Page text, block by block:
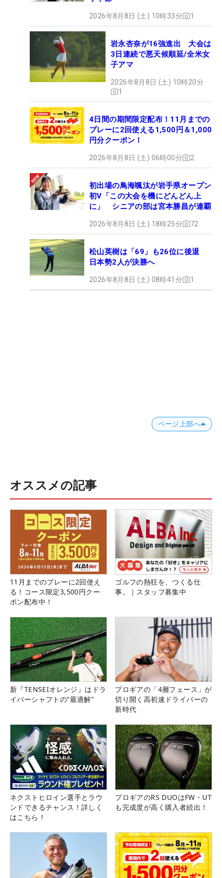
2026年8月8日 (土) 10時33分 1
岩永杏奈が16強進出 大会は
3日連続で悪天候順延/全米女
子アマ
2026年8月8日 (土) 10時20分
1
4日間の期間限定配布！11月までの
プレーに2回使える1,500円＆1,000
円分クーポン！
2026年8月8日 (土) 06時00分 2
初出場の鳥海颯汰が岩手県オープン
初V「この大会を機にどんどん上
に」 シニアの部は宮本勝昌が連覇
2026年8月8日 (土) 18時25分 72
松山英樹は「69」も26位に後退
日本勢2人が決勝へ
2026年8月8日 (土) 08時41分 1
ページ上部へ
オススメの記事
11月までのプレーに2回使え
る！コース限定3,500円クー
ポン配布中！
ゴルフの熱狂を、つくる仕
事。｜スタッフ募集中
新『TENSEIオレンジ』はドラ
イバーシャフトの“最適解”
プロギアの「4層フェース」が
切り開く高初速ドライバーの
新時代
ネクストヒロイン選手とラウ
ンドできるチャンス！詳しく
はこちら！
プロギアのRS DUOはFW・UT
も完成度が高く購入者続出！